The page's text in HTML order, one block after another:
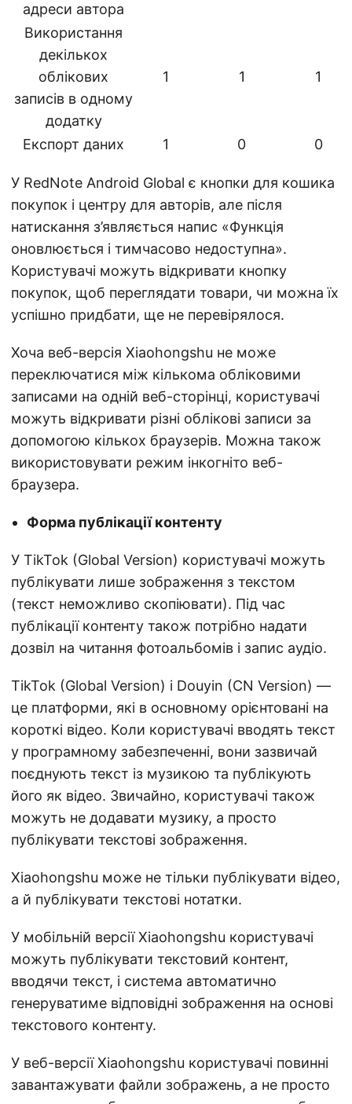
адреси автора
Використання
декількох
облікових
записів в одному
додатку
1 1 1
Експорт даних 1 0 0
У RedNote Android Global є кнопки для кошика
покупок і центру для авторів, але після
натискання з’являється напис «Функція
оновлюється і тимчасово недоступна».
Користувачі можуть відкривати кнопку
покупок, щоб переглядати товари, чи можна їх
успішно придбати, ще не перевірялося.
Хоча веб-версія Xiaohongshu не може
переключатися між кількома обліковими
записами на одній веб-сторінці, користувачі
можуть відкривати різні облікові записи за
допомогою кількох браузерів. Можна також
використовувати режим інкогніто веб-
браузера.
Форма публікації контенту
У TikTok (Global Version) користувачі можуть
публікувати лише зображення з текстом
(текст неможливо скопіювати). Під час
публікації контенту також потрібно надати
дозвіл на читання фотоальбомів і запис аудіо.
TikTok (Global Version) і Douyin (CN Version) —
це платформи, які в основному орієнтовані на
короткі відео. Коли користувачі вводять текст
у програмному забезпеченні, вони зазвичай
поєднують текст із музикою та публікують
його як відео. Звичайно, користувачі також
можуть не додавати музику, а просто
публікувати текстові зображення.
Xiaohongshu може не тільки публікувати відео,
а й публікувати текстові нотатки.
У мобільній версії Xiaohongshu користувачі
можуть публікувати текстовий контент,
вводячи текст, і система автоматично
генеруватиме відповідні зображення на основі
текстового контенту.
У веб-версії Xiaohongshu користувачі повинні
завантажувати файли зображень, а не просто